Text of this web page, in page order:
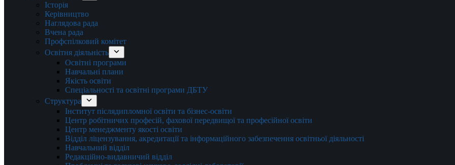
Історія
Керівництво
Наглядова рада
Вчена рада
Профспілковий комітет
Освітня діяльність
Освітні програми
Навчальні плани
Якість освіти
Спеціальності та освітні програми ДБТУ
Структура
Інститут післядипломної освіти та бізнес-освіти
Центр робітничих професій, фахової передвищої та професійної освіти
Центр менеджменту якості освіти
Відділ ліцензування, акредитації та інформаційного забезпечення освітньої діяльності
Навчальний відділ
Редакційно-видавничий відділ